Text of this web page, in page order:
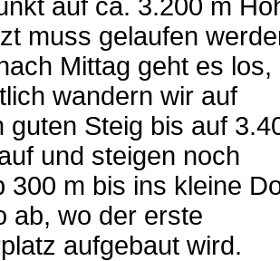
auf ca. 3.200 m
muss gelaufen
Mittag geht es los,
wandern wir auf
guten Steig bis auf
und steigen noch
300 m bis ins kleine
ab, wo der erste
aufgebaut wird.